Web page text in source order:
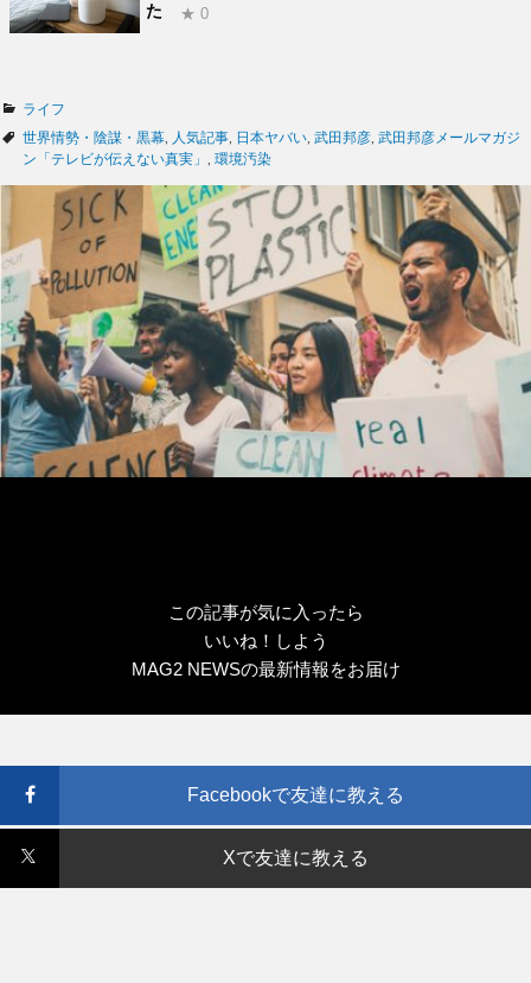
た ★ 0
カ
テ
ゴ
ライフ
タ
グ
世界情勢・陰謀・黒幕 人気記事 日本ヤバい 武田邦彦 武田邦彦メールマガジ
ン「テレビが伝えない真実」
環境汚染
この記事が気に入ったら
いいね！しよう
MAG2 NEWSの最新情報をお届け
Facebookで友達に教える
Xで友達に教える